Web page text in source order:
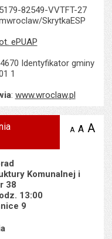
82549-VVTFT-27
SkrytkaESP
ePUAP
Identyfikator gminy
1
: www.wroclaw.pl
A zmniejsz
A A
Komunalnej i
38
13:00
9